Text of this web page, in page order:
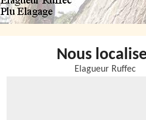
Nous
Elagueur Ruffec